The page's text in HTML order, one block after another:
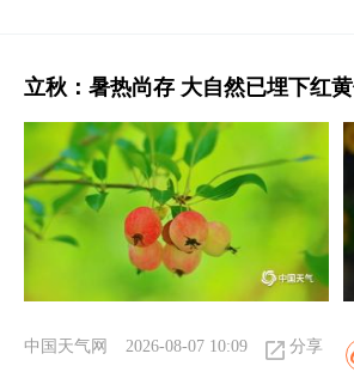
立秋：暑热尚存 大自然已埋下红
中国天气网 2026-08-07 10:09 分享